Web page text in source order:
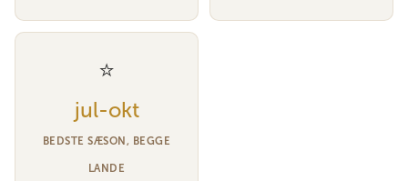
⭐
jul-okt
BEDSTE SÆSON, BEGGE
LANDE